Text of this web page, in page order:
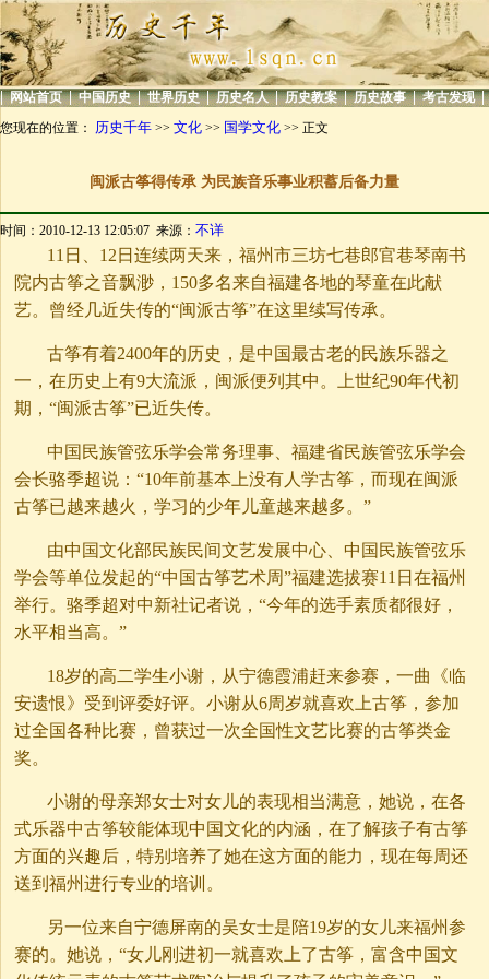
| 网站首页 | 中国历史 | 世界历史 | 历史名人 | 历史教案 | 历史故事 | 考古发现 |
您现在的位置： 历史千年 >> 文化 >> 国学文化 >> 正文
闽派古筝得传承 为民族音乐事业积蓄后备力量
时间：2010-12-13 12:05:07 来源： 不详
11日、12日连续两天来，福州市三坊七巷郎官巷琴南书
院内古筝之音飘渺，150多名来自福建各地的琴童在此献
艺。曾经几近失传的“闽派古筝”在这里续写传承。
古筝有着2400年的历史，是中国最古老的民族乐器之
一，在历史上有9大流派，闽派便列其中。上世纪90年代初
期，“闽派古筝”已近失传。
中国民族管弦乐学会常务理事、福建省民族管弦乐学会
会长骆季超说：“10年前基本上没有人学古筝，而现在闽派
古筝已越来越火，学习的少年儿童越来越多。”
由中国文化部民族民间文艺发展中心、中国民族管弦乐
学会等单位发起的“中国古筝艺术周”福建选拔赛11日在福州
举行。骆季超对中新社记者说，“今年的选手素质都很好，
水平相当高。”
18岁的高二学生小谢，从宁德霞浦赶来参赛，一曲《临
安遗恨》受到评委好评。小谢从6周岁就喜欢上古筝，参加
过全国各种比赛，曾获过一次全国性文艺比赛的古筝类金
奖。
小谢的母亲郑女士对女儿的表现相当满意，她说，在各
式乐器中古筝较能体现中国文化的内涵，在了解孩子有古筝
方面的兴趣后，特别培养了她在这方面的能力，现在每周还
送到福州进行专业的培训。
另一位来自宁德屏南的吴女士是陪19岁的女儿来福州参
赛的。她说，“女儿刚进初一就喜欢上了古筝，富含中国文